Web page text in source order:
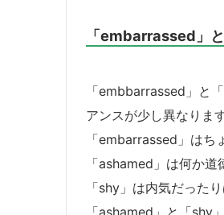
「embarrassed」
「embbarrassed」と
アンスが少し異なります
「embarrassed」はち
「ashamed」は何か
「shy」は内気だった
「ashamed」と「shy